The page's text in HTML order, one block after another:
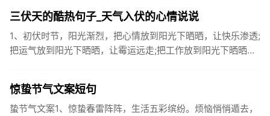
三伏天的酷热句子_天气入伏的心情说说
1、初伏时节，阳光渐烈，把心情放到阳光下晒晒，让快乐渗透;
把运气放到阳光下晒晒，让霉运远走;把工作放到阳光下晒晒，
惊蛰节气文案短句
蛰节气文案1、惊蛰春雷阵阵，生活五彩缤纷。烦恼悄悄遁去，